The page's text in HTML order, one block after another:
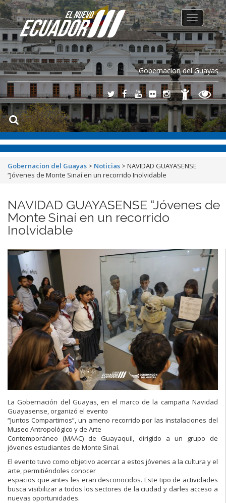
Gobernacion del Guayas
Toggle
navigation
Gobernacion del Guayas > Noticias > NAVIDAD GUAYASENSE
“Jóvenes de Monte Sinaí en un recorrido Inolvidable
NAVIDAD GUAYASENSE “Jóvenes de
Monte Sinaí en un recorrido
Inolvidable
La Gobernación del Guayas, en el marco de la campaña Navidad
Guayasense, organizó el evento
“Juntos Compartimos”, un ameno recorrido por las instalaciones del
Museo Antropológico y de Arte
Contemporáneo (MAAC) de Guayaquil, dirigido a un grupo de
jóvenes estudiantes de Monte Sinaí.
El evento tuvo como objetivo acercar a estos jóvenes a la cultura y el
arte, permitiéndoles conocer
espacios que antes les eran desconocidos. Este tipo de actividades
busca visibilizar a todos los sectores de la ciudad y darles acceso a
nuevas oportunidades.